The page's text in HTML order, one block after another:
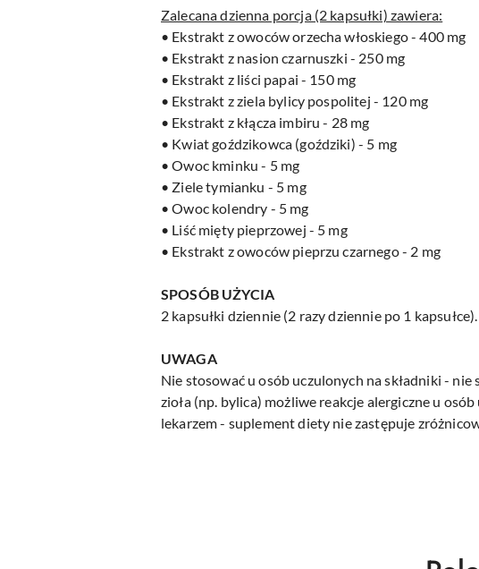
Zalecana dzienna porcja (2 kapsułki) zawiera:
• Ekstrakt z owoców orzecha włoskiego - 400 mg
• Ekstrakt z nasion czarnuszki - 250 mg
• Ekstrakt z liści papai - 150 mg
• Ekstrakt z ziela bylicy pospolitej - 120 mg
• Ekstrakt z kłącza imbiru - 28 mg
• Kwiat goździkowca (goździki) - 5 mg
• Owoc kminku - 5 mg
• Ziele tymianku - 5 mg
• Owoc kolendry - 5 mg
• Liść mięty pieprzowej - 5 mg
• Ekstrakt z owoców pieprzu czarnego - 2 mg
SPOSÓB UŻYCIA
2 kapsułki dziennie (2 razy dziennie po 1 kapsułce).
UWAGA
Nie stosować u osób uczulonych na składniki -
zioła (np. bylica) możliwe reakcje alergiczne u
lekarzem - suplement diety nie zastępuje